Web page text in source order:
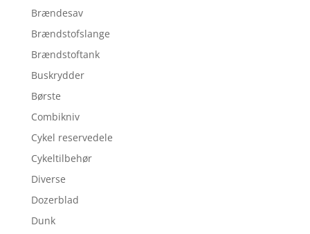
Brændesav
Brændstofslange
Brændstoftank
Buskrydder
Børste
Combikniv
Cykel reservedele
Cykeltilbehør
Diverse
Dozerblad
Dunk